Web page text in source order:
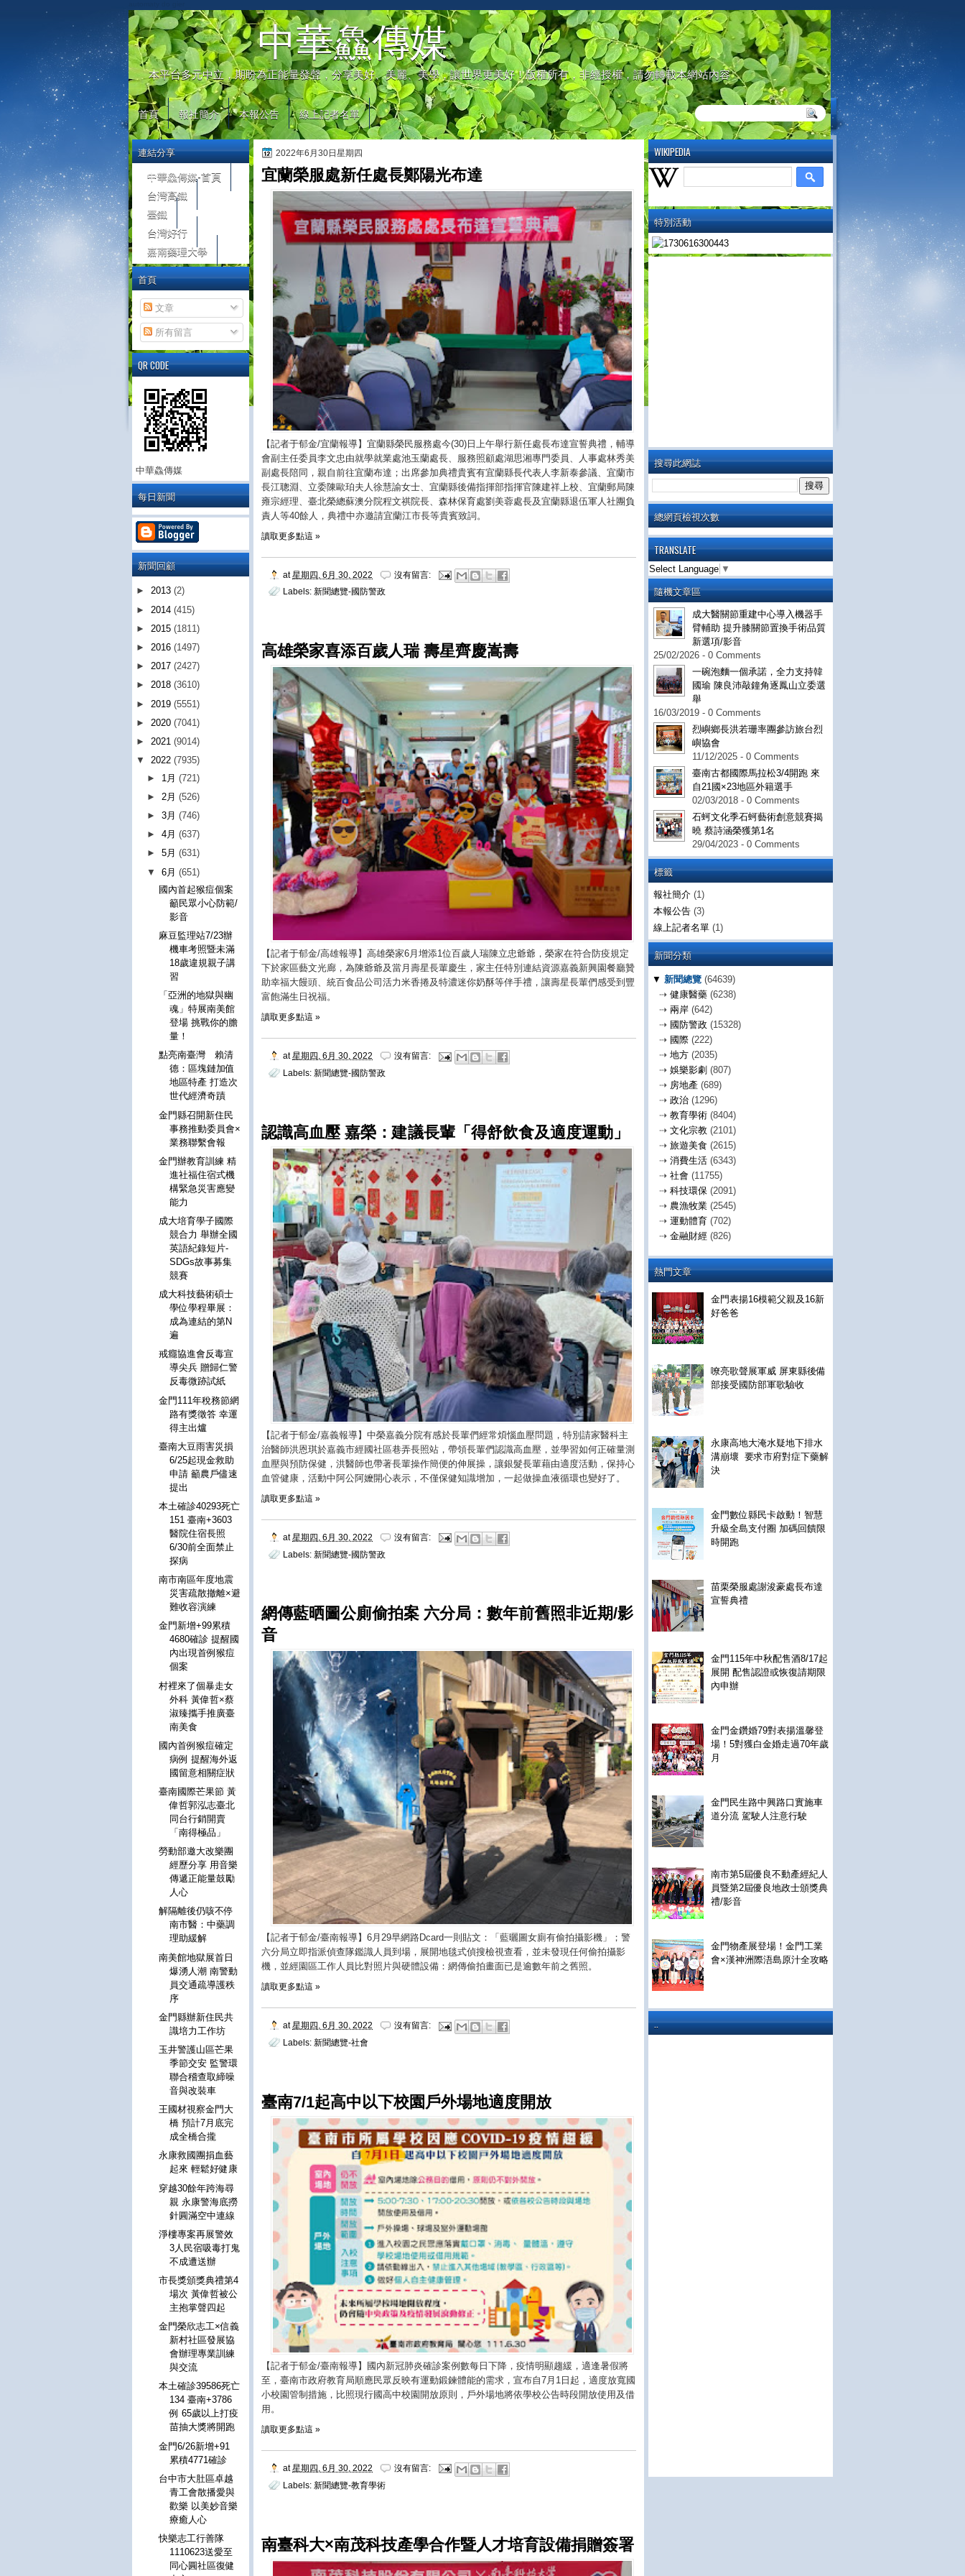
中華鱻傳媒
本平台多元中立，期盼為正能量發聲，分享美好、美麗、美學，讓世界更美好！版權所有，非經授權，請勿轉載本網站內容
首頁 報社簡介 本報公告 線上記者名單
WIKIPEDIA
特別活動
搜尋此網誌
總網頁檢視次數
TRANSLATE
Select Language ▼
隨機文章區
成大醫關節重建中心導入機器手
臂輔助 提升膝關節置換手術品質
新選項/影音
25/02/2026 - 0 Comments
一碗泡麵一個承諾，全力支持韓
國瑜 陳良沛敲鐘角逐鳳山立委選
舉
16/03/2019 - 0 Comments
烈嶼鄉長洪若珊率團參訪旅台烈
嶼協會
11/12/2025 - 0 Comments
臺南古都國際馬拉松3/4開跑 來
自21國×23地區外籍選手
02/03/2018 - 0 Comments
石蚵文化季石蚵藝術創意競賽揭
曉 蔡詩涵榮獲第1名
29/04/2023 - 0 Comments
標籤
報社簡介 (1)
本報公告 (3)
線上記者名單 (1)
新聞分類
▼ 新聞總覽 (64639)
⇢ 健康醫藥 (6238)
⇢ 兩岸 (642)
⇢ 國防警政 (15328)
⇢ 國際 (222)
⇢ 地方 (2035)
⇢ 娛樂影劇 (807)
⇢ 房地產 (689)
⇢ 政治 (1296)
⇢ 教育學術 (8404)
⇢ 文化宗教 (2101)
⇢ 旅遊美食 (2615)
⇢ 消費生活 (6343)
⇢ 社會 (11755)
⇢ 科技環保 (2091)
⇢ 農漁牧業 (2545)
⇢ 運動體育 (702)
⇢ 金融財經 (826)
熱門文章
金門表揚16模範父親及16新
好爸爸
嘹亮歌聲展軍威 屏東縣後備
部接受國防部軍歌驗收
永康高地大淹水疑地下排水
溝崩壞 要求市府對症下藥解
決
金門數位縣民卡啟動！智慧
升級全島支付圈 加碼回饋限
時開跑
苗栗榮服處謝浚豪處長布達
宣誓典禮
金門115年中秋配售酒8/17起
展開 配售認證或恢復請期限
內申辦
金門金鑽婚79對表揚溫馨登
場！5對獲白金婚走過70年歲
月
金門民生路中興路口實施車
道分流 駕駛人注意行駛
南市第5屆優良不動產經紀人
員暨第2屆優良地政士頒獎典
禮/影音
金門物產展登場！金門工業
會×漢神洲際浯島原汁全攻略
..
2022年6月30日星期四
宜蘭榮服處新任處長鄭陽光布達
【記者于郁金/宜蘭報導】宜蘭縣榮民服務處今(30)日上午舉行新任處長布達宣誓典禮，輔導
會副主任委員李文忠由就學就業處池玉蘭處長、服務照顧處湖思湘專門委員、人事處林秀美
副處長陪同，親自前往宜蘭布達；出席參加典禮貴賓有宜蘭縣長代表人李新泰參議、宜蘭市
長江聰淵、立委陳歐珀夫人徐慧諭女士、宜蘭縣後備指揮部指揮官陳建祥上校、宜蘭郵局陳
雍宗經理、臺北榮總蘇澳分院程文祺院長、森林保育處劉美蓉處長及宜蘭縣退伍軍人社團負
責人等40餘人，典禮中亦邀請宜蘭江市長等貴賓致詞。
讀取更多點這 »
at 星期四, 6月 30, 2022
沒有留言:
Labels: 新聞總覽-國防警政
高雄榮家喜添百歲人瑞 壽星齊慶嵩壽
【記者于郁金/高雄報導】高雄榮家6月增添1位百歲人瑞陳立忠爺爺，榮家在符合防疫規定
下於家區藝文光廊，為陳爺爺及當月壽星長輩慶生，家主任特別連結資源嘉義新興園餐廳贊
助幸福大饅頭、統百食品公司活力米香捲及特濃迷你奶酥等伴手禮，讓壽星長輩們感受到豐
富飽滿生日祝福。
讀取更多點這 »
at星期四, 6月 30, 2022
沒有留言:
Labels: 新聞總覽-國防警政
認識高血壓 嘉榮：建議長輩「得舒飲食及適度運動」
【記者于郁金/嘉義報導】中榮嘉義分院有感於長輩們經常煩惱血壓問題，特別請家醫科主
治醫師洪恩琪於嘉義市經國社區巷弄長照站，帶領長輩們認識高血壓，並學習如何正確量測
血壓與預防保健，洪醫師也帶著長輩操作簡便的伸展操，讓銀髮長輩藉由適度活動，保持心
血管健康，活動中阿公阿嬤開心表示，不僅保健知識增加，一起做操血液循環也變好了。
讀取更多點這 »
at星期四, 6月 30, 2022
沒有留言:
Labels: 新聞總覽-國防警政
網傳藍晒圖公廁偷拍案 六分局：數年前舊照非近期/影
音
【記者于郁金/臺南報導】6月29早網路Dcard一則貼文：「藍曬圖女廁有偷拍攝影機」；警
六分局立即指派偵查隊鑑識人員到場，展開地毯式偵搜檢視查看，並未發現任何偷拍攝影
機，並經園區工作人員比對照片與硬體設備：網傳偷拍畫面已是逾數年前之舊照。
讀取更多點這 »
at星期四, 6月 30, 2022
沒有留言:
Labels: 新聞總覽-社會
臺南7/1起高中以下校園戶外場地適度開放
【記者于郁金/臺南報導】國內新冠肺炎確診案例數每日下降，疫情明顯趨緩，適逢暑假將
至，臺南市政府教育局順應民眾反映有運動鍛鍊體能的需求，宣布自7月1日起，適度放寬國
小校園管制措施，比照現行國高中校園開放原則，戶外場地將依學校公告時段開放使用及借
用。
讀取更多點這 »
at星期四, 6月 30, 2022
沒有留言:
Labels: 新聞總覽-教育學術
南臺科大×南茂科技產學合作暨人才培育設備捐贈簽署
連結分享
中華鱻傳媒-首頁
台灣高鐵
臺鐵
台灣好行
嘉南藥理大學
首頁
文章
所有留言
QR CODE
中華鱻傳媒
每日新聞
新聞回顧
► 2013 (2)
► 2014 (415)
► 2015 (1811)
► 2016 (1497)
► 2017 (2427)
► 2018 (3610)
► 2019 (5551)
► 2020 (7041)
► 2021 (9014)
▼ 2022 (7935)
► 1月(721)
► 2月(526)
►3月(746)
►4月(637)
►5月(631)
▼6月(651)
國內首起猴痘個案
籲民眾小心防範/
影音
麻豆監理站7/23辦
機車考照暨未滿
18歲違規親子講
習
「亞洲的地獄與幽
魂」特展南美館
登場 挑戰你的膽
量！
點亮南臺灣 賴清
德：區塊鏈加值
地區特產 打造次
世代經濟奇蹟
金門縣召開新住民
事務推動委員會×
業務聯繫會報
金門辦教育訓練 精
進社福住宿式機
構緊急災害應變
能力
成大培育學子國際
競合力 舉辦全國
英語紀錄短片-
SDGs故事募集
競賽
成大科技藝術碩士
學位學程畢展：
成為連結的第N
遍
戒癮協進會反毒宣
導尖兵 贈歸仁警
反毒微跡試紙
金門111年稅務節網
路有獎徵答 幸運
得主出爐
臺南大豆雨害災損
6/25起現金救助
申請 籲農戶儘速
提出
本土確診40293死亡
151 臺南+3603
醫院住宿長照
6/30前全面禁止
探病
南市南區年度地震
災害疏散撤離×避
難收容演練
金門新增+99累積
4680確診 提醒國
內出現首例猴痘
個案
村裡來了個暴走女
外科 黃偉哲×蔡
淑臻攜手推廣臺
南美食
國內首例猴痘確定
病例 提醒海外返
國留意相關症狀
臺南國際芒果節 黃
偉哲郭泓志臺北
同台行銷開賣
「南得極品」
勞動部邀大改樂團
經歷分享 用音樂
傳遞正能量鼓勵
人心
解隔離後仍咳不停
南市醫：中藥調
理助緩解
南美館地獄展首日
爆湧人潮 南警動
員交通疏導護秩
序
金門縣辦新住民共
識培力工作坊
玉井警護山區芒果
季節交安 監警環
聯合稽查取締噪
音與改裝車
王國材視察金門大
橋 預計7月底完
成全橋合攏
永康救國團捐血藝
起來 輕鬆好健康
穿越30餘年跨海尋
親 永康警海底撈
針圓滿空中連線
淨樓專案再展警效
3人民宿吸毒打鬼
不成遭送辦
市長獎頒獎典禮第4
場次 黃偉哲被公
主抱掌聲四起
金門榮欣志工×信義
新村社區發展協
會辦理專業訓練
與交流
本土確診39586死亡
134 臺南+3786
例 65歲以上打疫
苗抽大獎將開跑
金門6/26新增+91
累積4771確診
台中市大肚區卓越
青工會散播愛與
歡樂 以美妙音樂
療癒人心
快樂志工行善隊
1110623送愛至
同心圓社區復健